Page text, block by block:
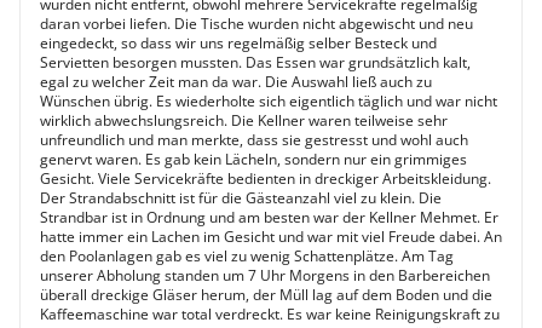
wurden nicht entfernt, obwohl mehrere Servicekräfte regelmäßig
daran vorbei liefen. Die Tische wurden nicht abgewischt und neu
eingedeckt, so dass wir uns regelmäßig selber Besteck und
Servietten besorgen mussten. Das Essen war grundsätzlich kalt,
egal zu welcher Zeit man da war. Die Auswahl ließ auch zu
Wünschen übrig. Es wiederholte sich eigentlich täglich und war nicht
wirklich abwechslungsreich. Die Kellner waren teilweise sehr
unfreundlich und man merkte, dass sie gestresst und wohl auch
genervt waren. Es gab kein Lächeln, sondern nur ein grimmiges
Gesicht. Viele Servicekräfte bedienten in dreckiger Arbeitskleidung.
Der Strandabschnitt ist für die Gästeanzahl viel zu klein. Die
Strandbar ist in Ordnung und am besten war der Kellner Mehmet. Er
hatte immer ein Lachen im Gesicht und war mit viel Freude dabei. An
den Poolanlagen gab es viel zu wenig Schattenplätze. Am Tag
unserer Abholung standen um 7 Uhr Morgens in den Barbereichen
überall dreckige Gläser herum, der Müll lag auf dem Boden und die
Kaffeemaschine war total verdreckt. Es war keine Reinigungskraft zu